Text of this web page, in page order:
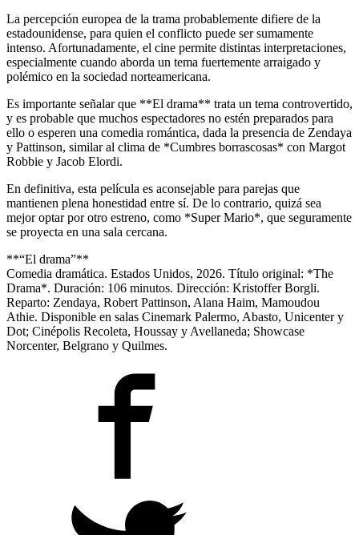
La percepción europea de la trama probablemente difiere de la
estadounidense, para quien el conflicto puede ser sumamente
intenso. Afortunadamente, el cine permite distintas interpretaciones,
especialmente cuando aborda un tema fuertemente arraigado y
polémico en la sociedad norteamericana.
Es importante señalar que **El drama** trata un tema controvertido,
y es probable que muchos espectadores no estén preparados para
ello o esperen una comedia romántica, dada la presencia de Zendaya
y Pattinson, similar al clima de *Cumbres borrascosas* con Margot
Robbie y Jacob Elordi.
En definitiva, esta película es aconsejable para parejas que
mantienen plena honestidad entre sí. De lo contrario, quizá sea
mejor optar por otro estreno, como *Super Mario*, que seguramente
se proyecta en una sala cercana.
**“El drama”**
Comedia dramática. Estados Unidos, 2026. Título original: *The
Drama*. Duración: 106 minutos. Dirección: Kristoffer Borgli.
Reparto: Zendaya, Robert Pattinson, Alana Haim, Mamoudou
Athie. Disponible en salas Cinemark Palermo, Abasto, Unicenter y
Dot; Cinépolis Recoleta, Houssay y Avellaneda; Showcase
Norcenter, Belgrano y Quilmes.